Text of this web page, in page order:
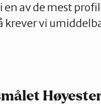
av de mest
krever vi